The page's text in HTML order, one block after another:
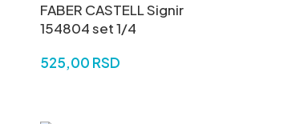
FABER CASTELL Signir
154804 set 1/4
525,00 RSD